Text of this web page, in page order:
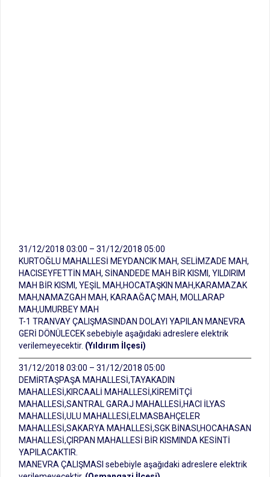
31/12/2018 03:00 – 31/12/2018 05:00
KURTOĞLU MAHALLESİ MEYDANCIK MAH, SELİMZADE MAH,
HACISEYFETTİN MAH, SİNANDEDE MAH BİR KISMI, YILDIRIM
MAH BİR KISMI, YEŞİL MAH,HOCATAŞKIN MAH,KARAMAZAK
MAH,NAMAZGAH MAH, KARAAĞAÇ MAH, MOLLARAP
MAH,UMURBEY MAH
T-1 TRANVAY ÇALIŞMASINDAN DOLAYI YAPILAN MANEVRA
GERİ DÖNÜLECEK sebebiyle aşağıdaki adreslere elektrik
verilemeyecektir. (Yıldırım İlçesi)
31/12/2018 03:00 – 31/12/2018 05:00
DEMİRTAŞPAŞA MAHALLESİ,TAYAKADIN
MAHALLESİ,KIRCAALİ MAHALLESİ,KİREMİTÇİ
MAHALLESİ,SANTRAL GARAJ MAHALLESİ,HACI İLYAS
MAHALLESİ,ULU MAHALLESİ,ELMASBAHÇELER
MAHALLESİ,SAKARYA MAHALLESİ,SGK BİNASI,HOCAHASAN
MAHALLESİ,ÇIRPAN MAHALLESİ BİR KISMINDA KESİNTİ
YAPILACAKTIR.
MANEVRA ÇALIŞMASI sebebiyle aşağıdaki adreslere elektrik